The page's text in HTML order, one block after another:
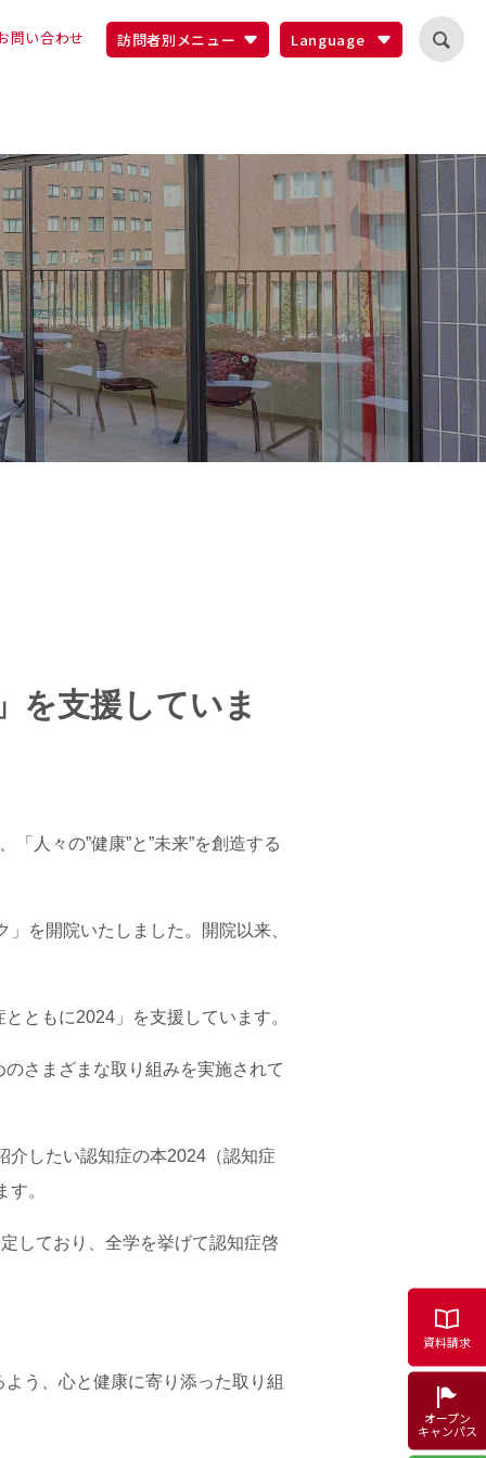
問い合わせ 訪問者別メニュー Language
を支援していま
人々の”健康”と”未来”を創造する
を開院いたしました。開院以来、
ともに2024」を支援しています。
さまざまな取り組みを実施されて
介したい認知症の本2024（認知症
。
しており、全学を挙げて認知症啓
う、心と健康に寄り添った取り組
資料請求
オープン
キャンパス